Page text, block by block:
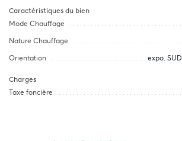
Caractéristiques du bien
Mode Chauffage
Nature Chauffage
Orientation expo.
Charges
Taxe foncière